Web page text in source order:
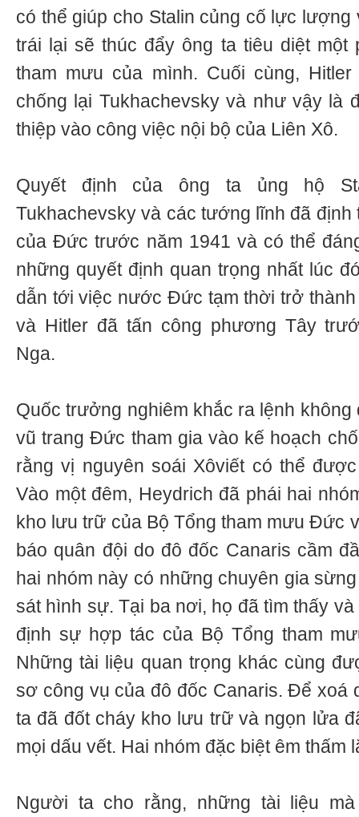
có thể giúp cho Stalin củng cố lực lượng
trái lại sẽ thúc đẩy ông ta tiêu diệt một
tham mưu của mình. Cuối cùng,
chống lại Tukhachevsky và như vậy là
thiệp vào công việc nội bộ của Liên Xô.
Quyết định của ông ta ủng hộ
Tukhachevsky và các tướng lĩnh đã
của Đức trước năm 1941 và có thể
những quyết định quan trọng nhất lúc
dẫn tới việc nước Đức tạm thời trở
và Hitler đã tấn công phương Tây
Nga.
Quốc trưởng nghiêm khắc ra lệnh
vũ trang Đức tham gia vào kế hoạch
rằng vị nguyên soái Xôviết có thể
Vào một đêm, Heydrich đã phái hai
kho lưu trữ của Bộ Tổng tham mưu Đức
báo quân đội do đô đốc Canaris cầm
hai nhóm này có những chuyên gia
sát hình sự. Tại ba nơi, họ đã tìm thấy
định sự hợp tác của Bộ Tổng tham
Những tài liệu quan trọng khác cùng
sơ công vụ của đô đốc Canaris. Để xoá
ta đã đốt cháy kho lưu trữ và ngọn lửa
mọi dấu vết. Hai nhóm đặc biệt êm thấm
Người ta cho rằng, những tài liệu